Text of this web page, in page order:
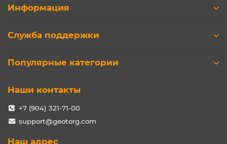
Информация
Служба поддержки
Популярные категории
Наши контакты
+7 (904) 321-71-00
support@geotorg.com
Наш адрес